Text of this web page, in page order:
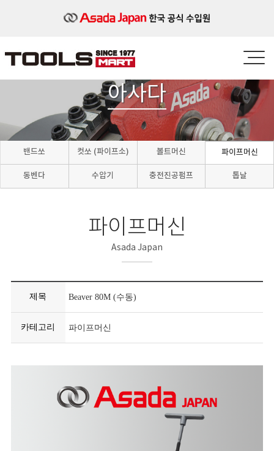
아사다
밴드쏘 컷쏘 (파이프소) 볼트머신 파이프머신
동벤다 수압기 충전진공펌프 톱날
파이프머신
Asada Japan
제목 Beaver 80M (수동)
카테고리 파이프머신